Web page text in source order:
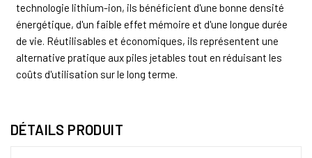
technologie lithium-ion, ils bénéficient d'une bonne densité
énergétique, d'un faible effet mémoire et d'une longue durée
de vie. Réutilisables et économiques, ils représentent une
alternative pratique aux piles jetables tout en réduisant les
coûts d'utilisation sur le long terme.
DÉTAILS PRODUIT